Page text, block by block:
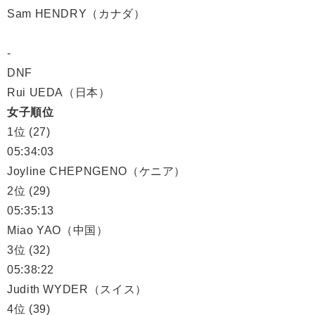
Sam HENDRY（カナダ）
-
DNF
Rui UEDA（日本）
女子順位
1位 (27)
05:34:03
Joyline CHEPNGENO（ケニア）
2位 (29)
05:35:13
Miao YAO（中国）
3位 (32)
05:38:22
Judith WYDER（スイス）
4位 (39)